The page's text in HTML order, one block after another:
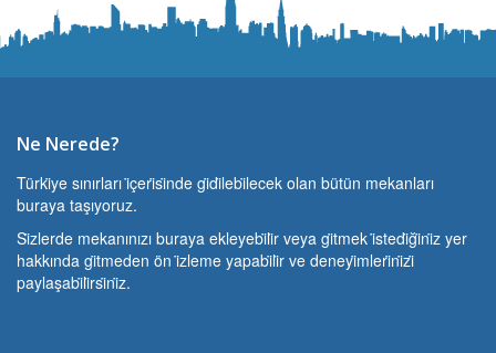
Ne Nerede?
Türki̇ye sınırları i̇çeri̇si̇nde gi̇di̇lebi̇lecek olan bütün mekanları
buraya taşıyoruz.
Si̇zlerde mekanınızı buraya ekleyebi̇li̇r veya gi̇tmek i̇stedi̇ği̇ni̇z yer
hakkında gi̇tmeden ön i̇zleme yapabi̇li̇r ve deneyi̇mleri̇ni̇zi̇
paylaşabi̇li̇rsi̇ni̇z.